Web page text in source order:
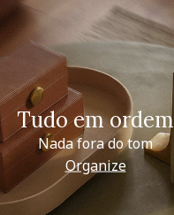
Tudo em ordem
Nada fora do tom
Organize